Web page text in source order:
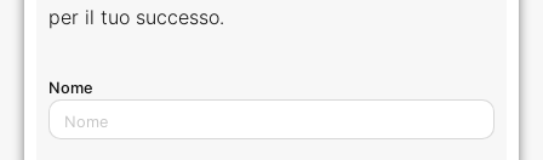
per il tuo successo.
Nome